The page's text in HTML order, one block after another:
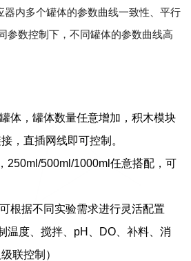
器内多个罐体的参数曲线一致性、平行
参数控制下，不同罐体的参数曲线高
体，罐体数量任意增加，积木模块
，直插网线即可控制。
250ml/500ml/1000ml任意搭配，可
根据不同实验需求进行灵活配置
温度、搅拌、pH
DO、补料、消
联控制 ）